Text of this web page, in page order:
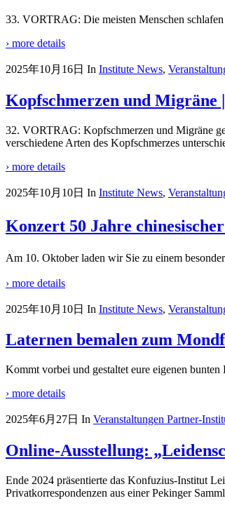
33. VORTRAG: Die meisten Menschen
› more details
2025年10月16日 In Institute News,
Kopfschmerzen und Migräne
32. VORTRAG: Kopfschmerzen und Migräne
verschiedene Arten des Kopfschmerzes
› more details
2025年10月10日 In Institute News,
Konzert 50 Jahre
Am 10. Oktober laden wir Sie zu einem
› more details
2025年10月10日 In Institute News,
Laternen bemalen zum
Kommt vorbei und gestaltet eure eigenen
› more details
2025年6月27日 In Veranstaltungen Partner-
Online-Ausstellung:
Ende 2024 präsentierte das Konfuzius-Institut
Privatkorrespondenzen aus einer Pekinger